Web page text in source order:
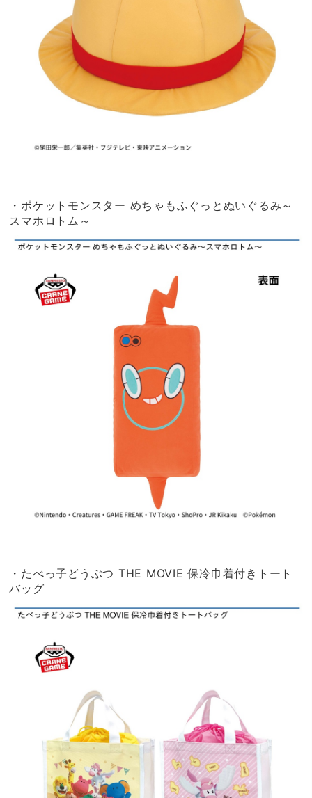
・ポケットモンスター めちゃもふぐっとぬいぐるみ～
スマホロトム～
・たべっ子どうぶつ THE MOVIE 保冷巾着付きトート
バッグ